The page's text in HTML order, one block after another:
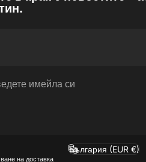
имейла си
на доставка
Държава/регион
България (EUR €)